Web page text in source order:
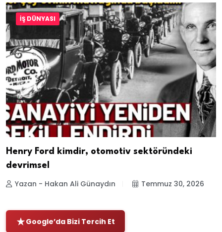
İŞ DÜNYASI
Henry Ford kimdir, otomotiv sektöründeki
devrimsel
Yazan - Hakan Ali Günaydın Temmuz 30, 2026
Google’da Bizi Tercih Et